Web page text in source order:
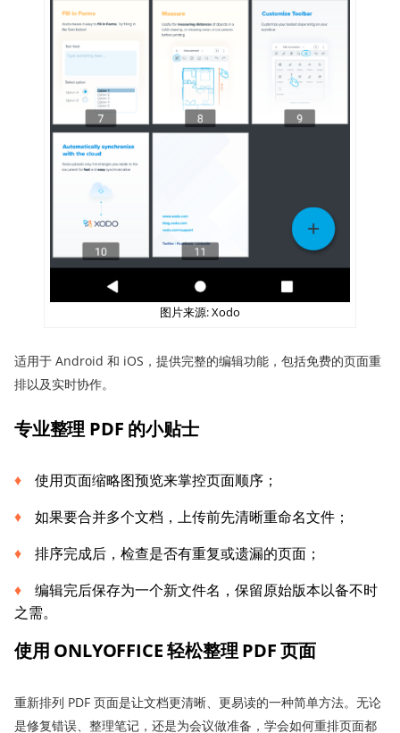
图片来源: Xodo
适用于 Android 和 iOS，提供完整的编辑功能，包括免费的页面重
排以及实时协作。
专业整理 PDF 的小贴士
使用页面缩略图预览来掌控页面顺序；
如果要合并多个文档，上传前先清晰重命名文件；
排序完成后，检查是否有重复或遗漏的页面；
编辑完后保存为一个新文件名，保留原始版本以备不时
之需。
使用 ONLYOFFICE 轻松整理 PDF 页面
重新排列 PDF 页面是让文档更清晰、更易读的一种简单方法。无论
是修复错误、整理笔记，还是为会议做准备，学会如何重排页面都